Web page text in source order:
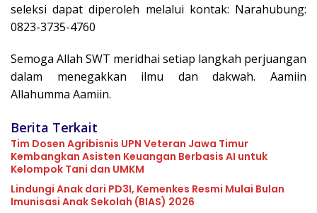
seleksi dapat diperoleh melalui kontak: Narahubung:
0823-3735-4760
Semoga Allah SWT meridhai setiap langkah perjuangan
dalam menegakkan ilmu dan dakwah. Aamiin
Allahumma Aamiin.
Berita Terkait
Tim Dosen Agribisnis UPN Veteran Jawa Timur
Kembangkan Asisten Keuangan Berbasis AI untuk
Kelompok Tani dan UMKM
Lindungi Anak dari PD3I, Kemenkes Resmi Mulai Bulan
Imunisasi Anak Sekolah (BIAS) 2026